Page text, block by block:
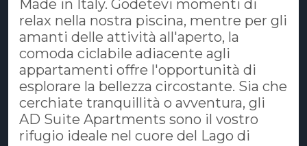
Made in Italy. Godetevi momenti di
relax nella nostra piscina, mentre per gli
amanti delle attività all'aperto, la
comoda ciclabile adiacente agli
appartamenti offre l'opportunità di
esplorare la bellezza circostante. Sia che
cerchiate tranquillità o avventura, gli
AD Suite Apartments sono il vostro
rifugio ideale nel cuore del Lago di